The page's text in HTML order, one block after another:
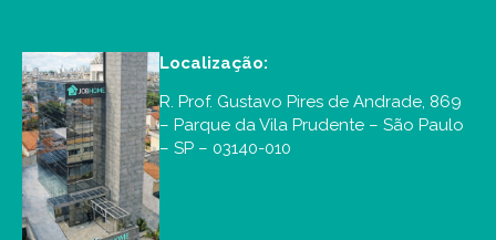
Localização:
R. Prof. Gustavo Pires de Andrade, 869
– Parque da Vila Prudente – São Paulo
– SP – 03140-010